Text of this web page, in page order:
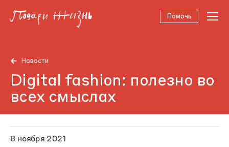
Помочь
Новости
Digital fashion: полезно во
всех смыслах
8 ноября 2021